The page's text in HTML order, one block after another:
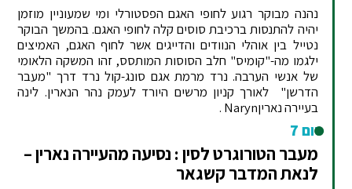
נהנה מבוקר רגוע לחופי האגם הפסטורלי ומי שמעוניין מוזמן
יהיה להתנסות ברכיבת סוסים קלה לחופי האגם. בהמשך הבוקר
נטייל בין אוהלי הנוודים והדייגים אשר לחוף האגם, האמיצים
ילגמו מה-"קומיס" חלב הסוסות המותסס, זהו המשקה הלאומי
של אנשי הערבה. נרד מרמת אגם סונג-קול נרד דרך "מעבר
הדרשן" לאורך קניון מרשים היורד לעמק נהר הנארין. לינה
בעיירה נאריןNaryn .
יום 7
מעבר הטורוגרט לסין : נסיעה מהעיירה נארין –
לנאת המדבר קשגאר